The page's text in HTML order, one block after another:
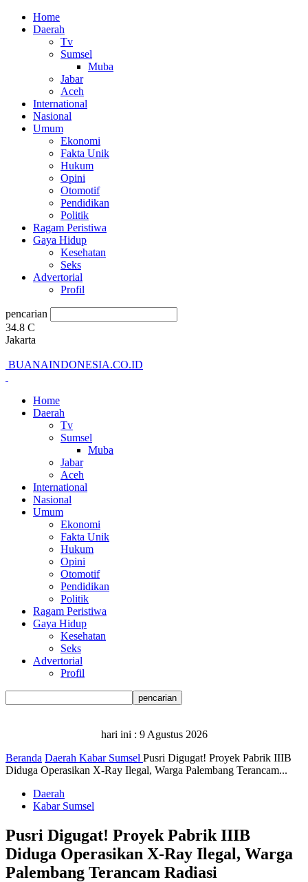
Home
Daerah
Tv
Sumsel
Muba
Jabar
Aceh
International
Nasional
Umum
Ekonomi
Fakta Unik
Hukum
Opini
Otomotif
Pendidikan
Politik
Ragam Peristiwa
Gaya Hidup
Kesehatan
Seks
Advertorial
Profil
pencarian
34.8 C
Jakarta
BUANAINDONESIA.CO.ID
Home
Daerah
Tv
Sumsel
Muba
Jabar
Aceh
International
Nasional
Umum
Ekonomi
Fakta Unik
Hukum
Opini
Otomotif
Pendidikan
Politik
Ragam Peristiwa
Gaya Hidup
Kesehatan
Seks
Advertorial
Profil
hari ini : 9 Agustus 2026
Beranda Daerah Kabar Sumsel Pusri Digugat! Proyek Pabrik IIIB
Diduga Operasikan X-Ray Ilegal, Warga Palembang Terancam...
Daerah
Kabar Sumsel
Pusri Digugat! Proyek Pabrik IIIB
Diduga Operasikan X-Ray Ilegal, Warga
Palembang Terancam Radiasi